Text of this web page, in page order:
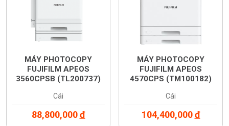
MÁY PHOTOCOPY
FUJIFILM APEOS
3560CPSB (TL200737)
Cái
88,800,000đ
MÁY PHOTOCOPY
FUJIFILM APEOS
4570CPS (TM100182)
Cái
104,400,000đ